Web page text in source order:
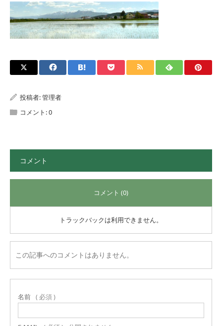
投稿者:管理者
コメント:0
コメント
コメント (0)
トラックバックは利用できません。
この記事へのコメントはありません。
名前 ( 必須 )